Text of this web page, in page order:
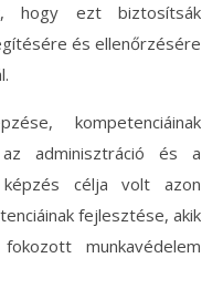
hogy ezt biztosítsák
és ellenőrzésére
kompetenciáinak
adminisztráció és a
célja volt azon
fejlesztése, akik
munkavédelem